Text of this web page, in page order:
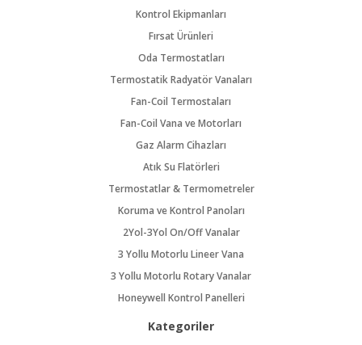
Kontrol Ekipmanları
Fırsat Ürünleri
Oda Termostatları
Termostatik Radyatör Vanaları
Fan-Coil Termostaları
Fan-Coil Vana ve Motorları
Gaz Alarm Cihazları
Atık Su Flatörleri
Termostatlar & Termometreler
Koruma ve Kontrol Panoları
2Yol-3Yol On/Off Vanalar
3 Yollu Motorlu Lineer Vana
3 Yollu Motorlu Rotary Vanalar
Honeywell Kontrol Panelleri
Kategoriler